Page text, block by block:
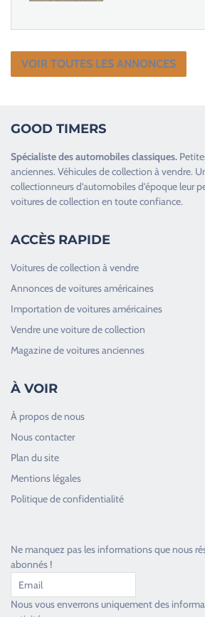
VOIR TOUTES LES ANNONCES
GOOD TIMERS
Spécialiste desautomobiles classiques.
anciennes.Véhicules de collection à vendre.
collectionneurs d’automobiles d’époque leur
voitures de collection en toute confiance.
ACCÈS RAPIDE
Voitures de collection à vendre
Annonces de voitures américaines
Importation de voitures américaines
Vendre une voiture de collection
Magazine de voitures anciennes
À VOIR
À propos de nous
Nous contacter
Plan du site
Mentions légales
Politique de confidentialité
Ne manquez pas les informations que nous
abonnés !
Nous vous enverrons uniquement des
Toujours heureux d'aider les passionnés